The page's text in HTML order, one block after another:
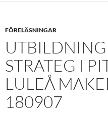
FÖRELÄSNINGAR
STRATEG I
LULEÅ
180907